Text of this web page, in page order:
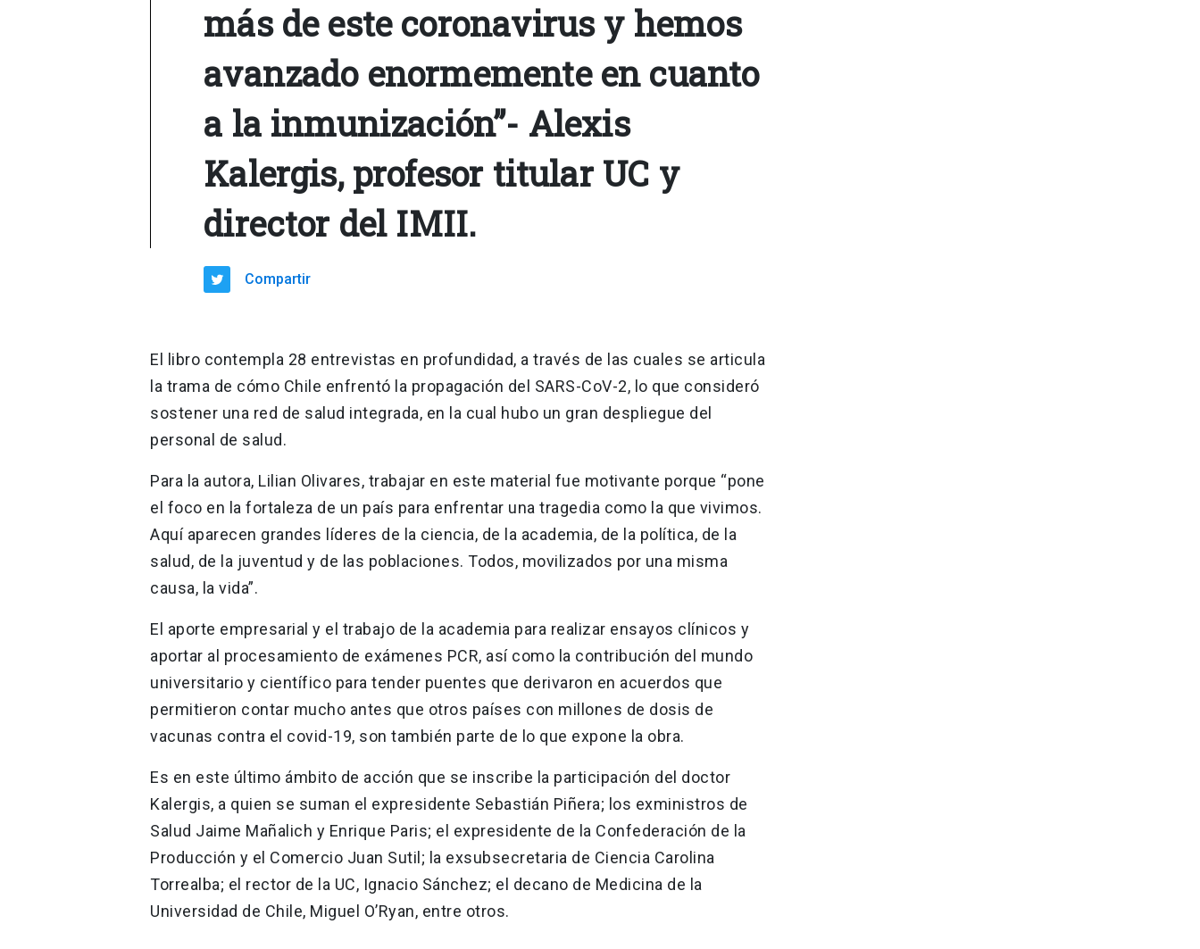
más de este coronavirus y hemos
avanzado enormemente en cuanto
a la inmunización”- Alexis
Kalergis, profesor titular UC y
director del IMII.
Compartir
El libro contempla 28 entrevistas en profundidad, a través de las cuales se articula
la trama de cómo Chile enfrentó la propagación del SARS-CoV-2, lo que consideró
sostener una red de salud integrada, en la cual hubo un gran despliegue del
personal de salud.
Para la autora, Lilian Olivares, trabajar en este material fue motivante porque “pone
el foco en la fortaleza de un país para enfrentar una tragedia como la que vivimos.
Aquí aparecen grandes líderes de la ciencia, de la academia, de la política, de la
salud, de la juventud y de las poblaciones. Todos, movilizados por una misma
causa, la vida”.
El aporte empresarial y el trabajo de la academia para realizar ensayos clínicos y
aportar al procesamiento de exámenes PCR, así como la contribución del mundo
universitario y científico para tender puentes que derivaron en acuerdos que
permitieron contar mucho antes que otros países con millones de dosis de
vacunas contra el covid-19, son también parte de lo que expone la obra.
Es en este último ámbito de acción que se inscribe la participación del doctor
Kalergis, a quien se suman el expresidente Sebastián Piñera; los exministros de
Salud Jaime Mañalich y Enrique Paris; el expresidente de la Confederación de la
Producción y el Comercio Juan Sutil; la exsubsecretaria de Ciencia Carolina
Torrealba; el rector de la UC, Ignacio Sánchez; el decano de Medicina de la
Universidad de Chile, Miguel O’Ryan, entre otros.